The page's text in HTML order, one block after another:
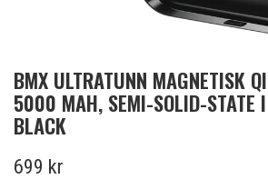
BMX ULTRATUNN MAGNETISK
5000 MAH, SEMI-SOLID-STATE
BLACK
699 kr